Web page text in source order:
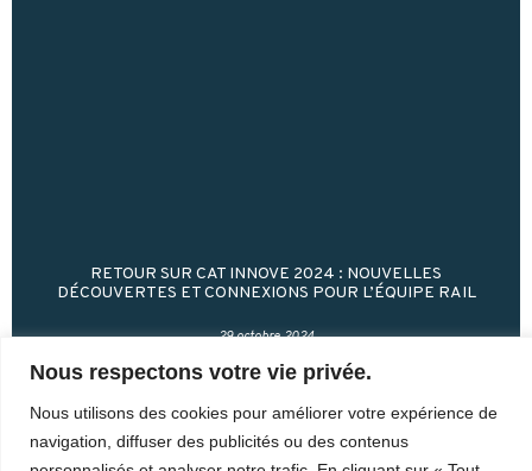
Nous respectons votre vie privée.
Nous utilisons des cookies pour améliorer votre expérience de
navigation, diffuser des publicités ou des contenus
RETOUR SUR CAT INNOVE 2024 : NOUVELLES
DÉCOUVERTES ET CONNEXIONS POUR L’ÉQUIPE RAIL
29 octobre 2024
Le Forum des leaders de la recherche appliquée
s’est tenu du 22 au 24 octobre à Montréal.
Récemment reconnu comme un Centre d’accès à la